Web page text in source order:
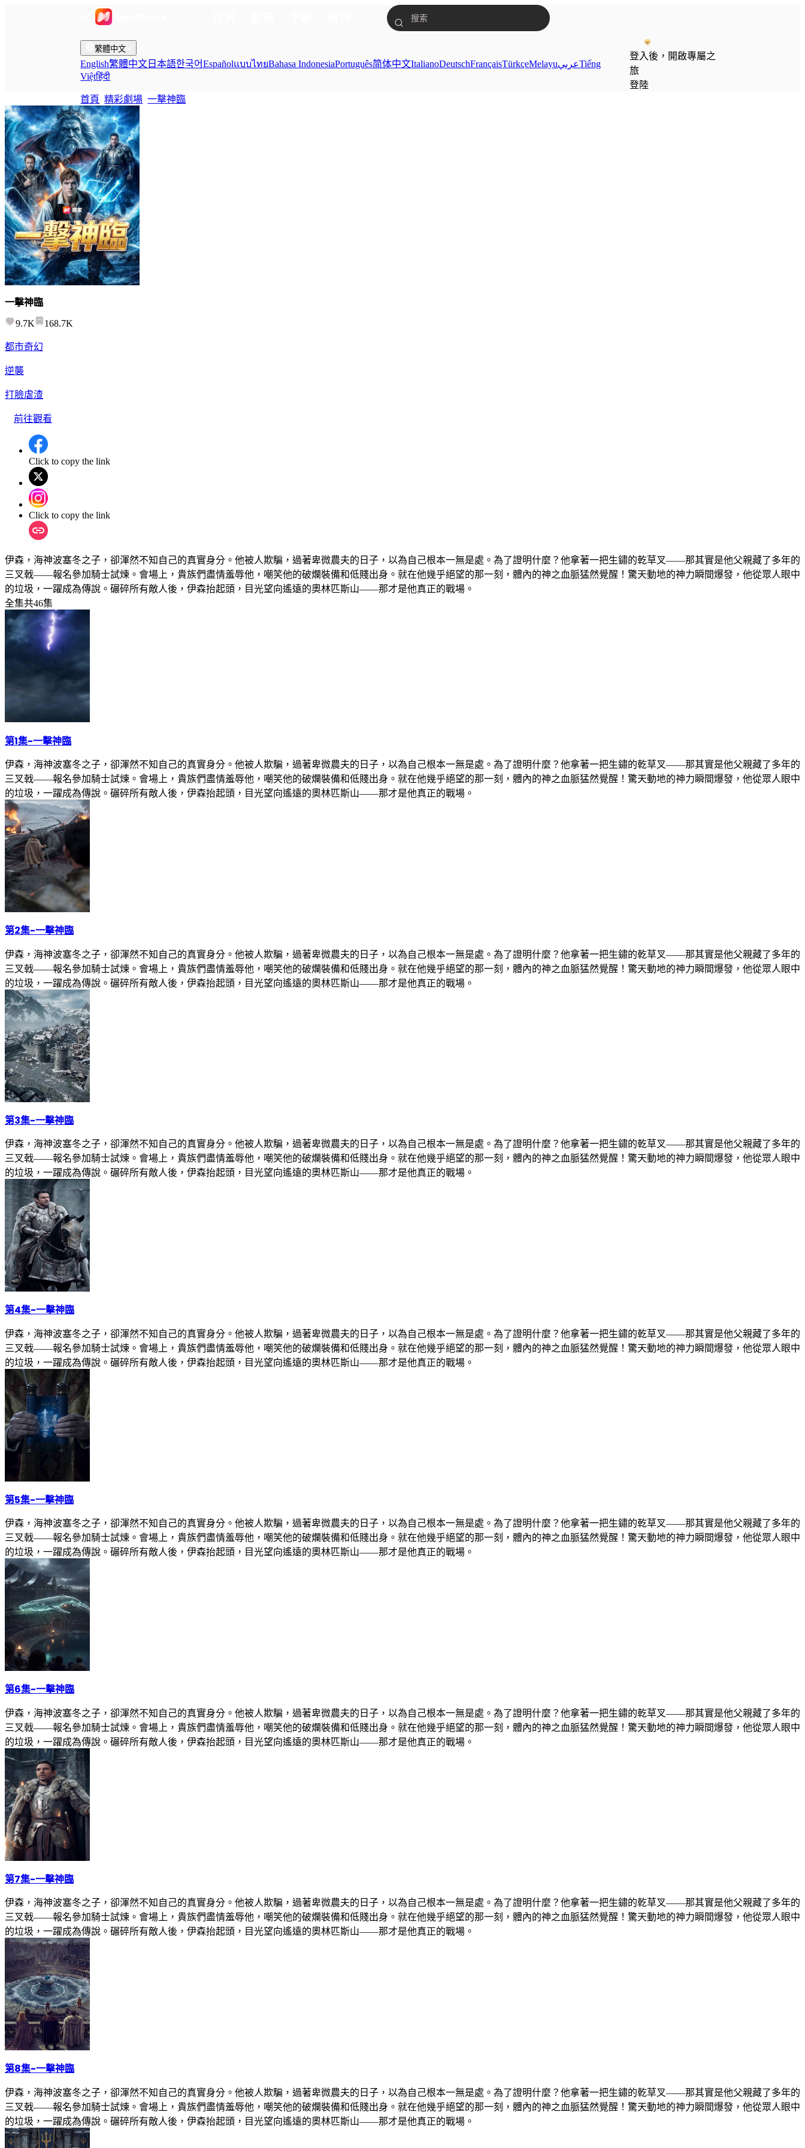
繁體中文
English繁體中文 日本語한국어EspañolแบบไทยBahasa IndonesiaPortuguês简体中文ItalianoDeutschFrançaisTürkçeMelayuعربيTiếng
Việtहिंदी
登入後，開啟專屬之
旅
登陸
首頁
精彩劇場 一擊神臨
一擊神臨
9.7K 168.7K
都市奇幻
逆襲
打臉虐渣
前往觀看
Click to copy the link
Click to copy the link
伊森，海神波塞冬之子，卻渾然不知自己的真實身分。他被人欺騙，過著卑微農夫的日子，以為自己根本一無是處。為了證明什麼？他拿著一把生鏽的乾草叉——那其實是他父親藏了多年的
三叉戟——報名參加騎士試煉。會場上，貴族們盡情羞辱他，嘲笑他的破爛裝備和低賤出身。就在他幾乎絕望的那一刻，體內的神之血脈猛然覺醒！驚天動地的神力瞬間爆發，他從眾人眼中
的垃圾，一躍成為傳說。碾碎所有敵人後，伊森抬起頭，目光望向遙遠的奧林匹斯山——那才是他真正的戰場。
全集共46集
第1集-一擊神臨
伊森，海神波塞冬之子，卻渾然不知自己的真實身分。他被人欺騙，過著卑微農夫的日子，以為自己根本一無是處。為了證明什麼？他拿著一把生鏽的乾草叉——那其實是他父親藏了多年的
三叉戟——報名參加騎士試煉。會場上，貴族們盡情羞辱他，嘲笑他的破爛裝備和低賤出身。就在他幾乎絕望的那一刻，體內的神之血脈猛然覺醒！驚天動地的神力瞬間爆發，他從眾人眼中
的垃圾，一躍成為傳說。碾碎所有敵人後，伊森抬起頭，目光望向遙遠的奧林匹斯山——那才是他真正的戰場。
第2集-一擊神臨
伊森，海神波塞冬之子，卻渾然不知自己的真實身分。他被人欺騙，過著卑微農夫的日子，以為自己根本一無是處。為了證明什麼？他拿著一把生鏽的乾草叉——那其實是他父親藏了多年的
三叉戟——報名參加騎士試煉。會場上，貴族們盡情羞辱他，嘲笑他的破爛裝備和低賤出身。就在他幾乎絕望的那一刻，體內的神之血脈猛然覺醒！驚天動地的神力瞬間爆發，他從眾人眼中
的垃圾，一躍成為傳說。碾碎所有敵人後，伊森抬起頭，目光望向遙遠的奧林匹斯山——那才是他真正的戰場。
第3集-一擊神臨
伊森，海神波塞冬之子，卻渾然不知自己的真實身分。他被人欺騙，過著卑微農夫的日子，以為自己根本一無是處。為了證明什麼？他拿著一把生鏽的乾草叉——那其實是他父親藏了多年的
三叉戟——報名參加騎士試煉。會場上，貴族們盡情羞辱他，嘲笑他的破爛裝備和低賤出身。就在他幾乎絕望的那一刻，體內的神之血脈猛然覺醒！驚天動地的神力瞬間爆發，他從眾人眼中
的垃圾，一躍成為傳說。碾碎所有敵人後，伊森抬起頭，目光望向遙遠的奧林匹斯山——那才是他真正的戰場。
第4集-一擊神臨
伊森，海神波塞冬之子，卻渾然不知自己的真實身分。他被人欺騙，過著卑微農夫的日子，以為自己根本一無是處。為了證明什麼？他拿著一把生鏽的乾草叉——那其實是他父親藏了多年的
三叉戟——報名參加騎士試煉。會場上，貴族們盡情羞辱他，嘲笑他的破爛裝備和低賤出身。就在他幾乎絕望的那一刻，體內的神之血脈猛然覺醒！驚天動地的神力瞬間爆發，他從眾人眼中
的垃圾，一躍成為傳說。碾碎所有敵人後，伊森抬起頭，目光望向遙遠的奧林匹斯山——那才是他真正的戰場。
第5集-一擊神臨
伊森，海神波塞冬之子，卻渾然不知自己的真實身分。他被人欺騙，過著卑微農夫的日子，以為自己根本一無是處。為了證明什麼？他拿著一把生鏽的乾草叉——那其實是他父親藏了多年的
三叉戟——報名參加騎士試煉。會場上，貴族們盡情羞辱他，嘲笑他的破爛裝備和低賤出身。就在他幾乎絕望的那一刻，體內的神之血脈猛然覺醒！驚天動地的神力瞬間爆發，他從眾人眼中
的垃圾，一躍成為傳說。碾碎所有敵人後，伊森抬起頭，目光望向遙遠的奧林匹斯山——那才是他真正的戰場。
第6集-一擊神臨
伊森，海神波塞冬之子，卻渾然不知自己的真實身分。他被人欺騙，過著卑微農夫的日子，以為自己根本一無是處。為了證明什麼？他拿著一把生鏽的乾草叉——那其實是他父親藏了多年的
三叉戟——報名參加騎士試煉。會場上，貴族們盡情羞辱他，嘲笑他的破爛裝備和低賤出身。就在他幾乎絕望的那一刻，體內的神之血脈猛然覺醒！驚天動地的神力瞬間爆發，他從眾人眼中
的垃圾，一躍成為傳說。碾碎所有敵人後，伊森抬起頭，目光望向遙遠的奧林匹斯山——那才是他真正的戰場。
第7集-一擊神臨
伊森，海神波塞冬之子，卻渾然不知自己的真實身分。他被人欺騙，過著卑微農夫的日子，以為自己根本一無是處。為了證明什麼？他拿著一把生鏽的乾草叉——那其實是他父親藏了多年的
三叉戟——報名參加騎士試煉。會場上，貴族們盡情羞辱他，嘲笑他的破爛裝備和低賤出身。就在他幾乎絕望的那一刻，體內的神之血脈猛然覺醒！驚天動地的神力瞬間爆發，他從眾人眼中
的垃圾，一躍成為傳說。碾碎所有敵人後，伊森抬起頭，目光望向遙遠的奧林匹斯山——那才是他真正的戰場。
第8集-一擊神臨
伊森，海神波塞冬之子，卻渾然不知自己的真實身分。他被人欺騙，過著卑微農夫的日子，以為自己根本一無是處。為了證明什麼？他拿著一把生鏽的乾草叉——那其實是他父親藏了多年的
三叉戟——報名參加騎士試煉。會場上，貴族們盡情羞辱他，嘲笑他的破爛裝備和低賤出身。就在他幾乎絕望的那一刻，體內的神之血脈猛然覺醒！驚天動地的神力瞬間爆發，他從眾人眼中
的垃圾，一躍成為傳說。碾碎所有敵人後，伊森抬起頭，目光望向遙遠的奧林匹斯山——那才是他真正的戰場。